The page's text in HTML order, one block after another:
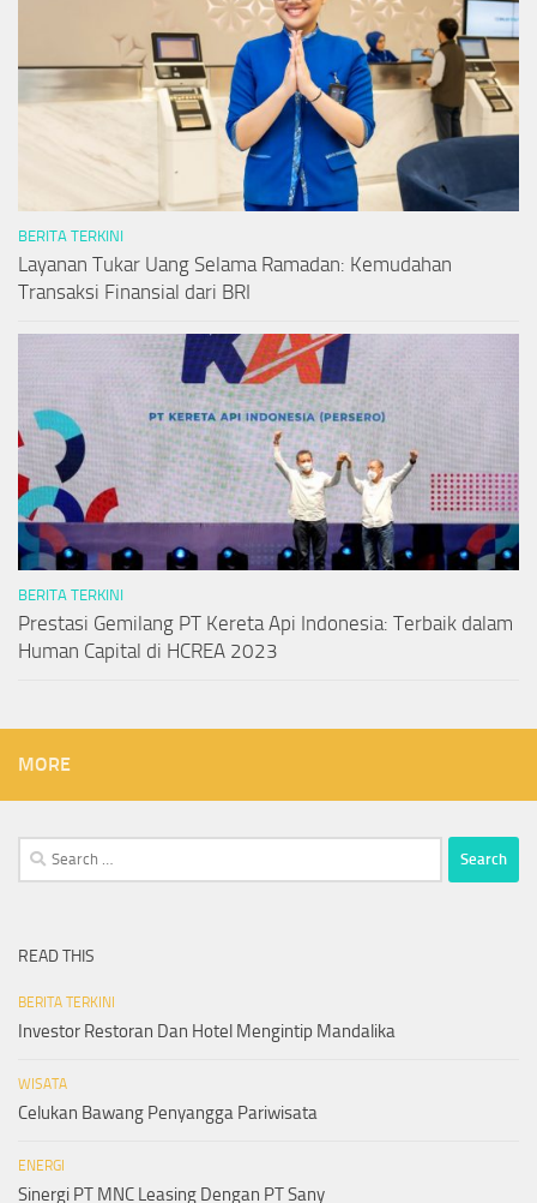
BERITA TERKINI
Layanan Tukar Uang Selama Ramadan: Kemudahan
Transaksi Finansial dari BRI
BERITA TERKINI
Prestasi Gemilang PT Kereta Api Indonesia: Terbaik dalam
Human Capital di HCREA 2023
MORE
Search
for:
READ THIS
BERITA TERKINI
Investor Restoran Dan Hotel Mengintip Mandalika
WISATA
Celukan Bawang Penyangga Pariwisata
ENERGI
Sinergi PT MNC Leasing Dengan PT Sany